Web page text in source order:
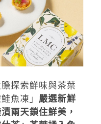
探索鮮味與茶葉
魚凍」 嚴選新鮮
兩天鎖住鮮美，